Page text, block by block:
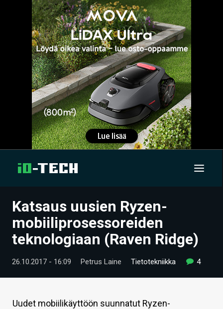
UUTISET
ARTIKKELIT
VIDEOT
TECHBBS
TIETOA
Katsaus uusien Ryzen-
mobiiliprosessoreiden
teknologiaan (Raven Ridge)
26.10.2017 - 16:09 Petrus Laine Tietotekniikka 4
Uudet mobiilikäyttöön suunnatut Ryzen-